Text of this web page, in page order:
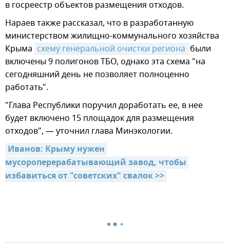
в госреестр объектов размещения отходов.
Нараев также рассказал, что в разработанную
министерством жилищно-коммунального хозяйства
Крыма схему генеральной очистки региона были
включены 9 полигонов ТБО, однако эта схема "на
сегодняшний день не позволяет полноценно
работать".
"Глава Республики поручил доработать ее, в нее
будет включено 15 площадок для размещения
отходов", — уточнил глава Минэкологии.
Иванов: Крыму нужен
мусороперерабатывающий завод, чтобы
избавиться от "советских" свалок >>